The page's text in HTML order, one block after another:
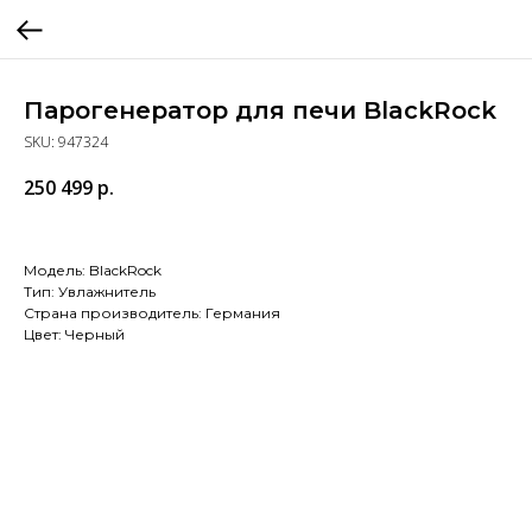
Парогенератор для печи BlackRock
SKU: 947324
250 499 р.
Модель: BlackRock
Тип: Увлажнитель
Страна производитель: Германия
Цвет: Черный